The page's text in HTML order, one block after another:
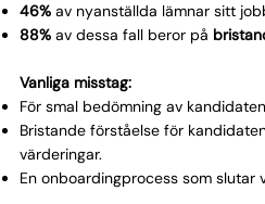
46%av nyanställda lämnar sitt
88%av dessa fall beror på
Vanliga misstag:
För smal bedömning av
Bristande förståelse för
värderingar.
En onboardingprocess som slutar